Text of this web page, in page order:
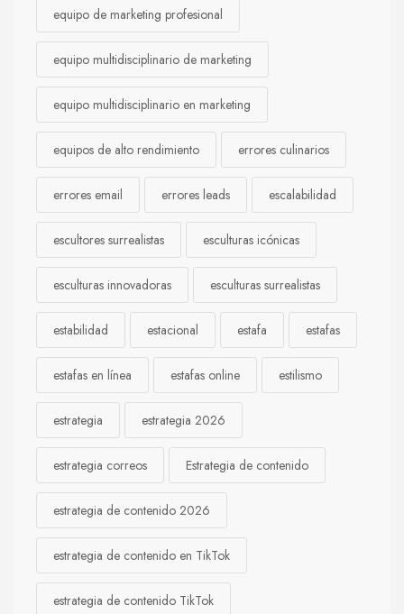
equipo de marketing profesional
equipo multidisciplinario de marketing
equipo multidisciplinario en marketing
equipos de alto rendimiento errores culinarios
errores email errores leads escalabilidad
escultores surrealistas esculturas icónicas
esculturas innovadoras esculturas surrealistas
estabilidad estacional estafa estafas
estafas en línea estafas online estilismo
estrategia estrategia 2026
estrategia correos Estrategia de contenido
estrategia de contenido 2026
estrategia de contenido en TikTok
estrategia de contenido TikTok